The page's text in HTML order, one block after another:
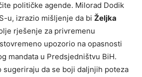
političke agende. Milorad Dodik
u, izrazio mišljenje da bi Željka
rješenje za privremenu
upozorio na opasnosti
mandata u Predsjedništvu BiH.
sugeriraju da se boji daljnjih poteza